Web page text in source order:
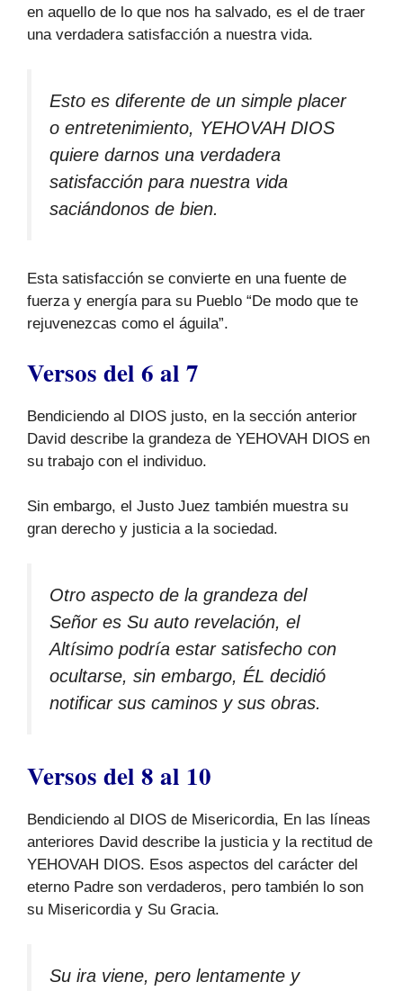
en aquello de lo que nos ha salvado, es el de traer
una verdadera satisfacción a nuestra vida.
Esto es diferente de un simple placer
o entretenimiento, YEHOVAH DIOS
quiere darnos una verdadera
satisfacción para nuestra vida
saciándonos de bien.
Esta satisfacción se convierte en una fuente de
fuerza y energía para su Pueblo “De modo que te
rejuvenezcas como el águila”.
Versos del 6 al 7
Bendiciendo al DIOS justo, en la sección anterior
David describe la grandeza de YEHOVAH DIOS en
su trabajo con el individuo.
Sin embargo, el Justo Juez también muestra su
gran derecho y justicia a la sociedad.
Otro aspecto de la grandeza del
Señor es Su auto revelación, el
Altísimo podría estar satisfecho con
ocultarse, sin embargo, ÉL decidió
notificar sus caminos y sus obras.
Versos del 8 al 10
Bendiciendo al DIOS de Misericordia, En las líneas
anteriores David describe la justicia y la rectitud de
YEHOVAH DIOS. Esos aspectos del carácter del
eterno Padre son verdaderos, pero también lo son
su Misericordia y Su Gracia.
Su ira viene, pero lentamente y